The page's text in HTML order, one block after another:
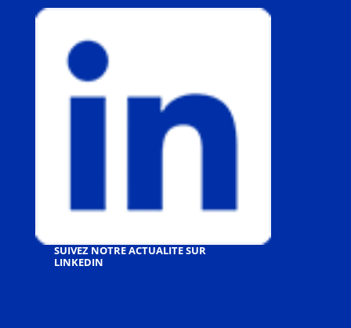
SUIVEZ NOTRE ACTUALITE SUR
LINKEDIN